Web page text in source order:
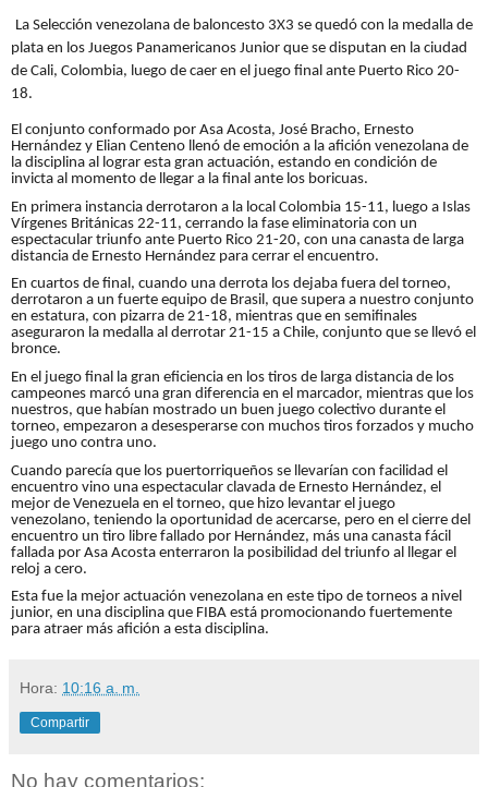
La Selección venezolana de baloncesto 3X3 se quedó con la medalla de
plata en los Juegos Panamericanos Junior que se disputan en la ciudad
de Cali, Colombia, luego de caer en el juego final ante Puerto Rico 20-
18.
El conjunto conformado por Asa Acosta, José Bracho, Ernesto
Hernández y Elian Centeno llenó de emoción a la afición venezolana de
la disciplina al lograr esta gran actuación, estando en condición de
invicta al momento de llegar a la final ante los boricuas.
En primera instancia derrotaron a la local Colombia 15-11, luego a Islas
Vírgenes Británicas 22-11, cerrando la fase eliminatoria con un
espectacular triunfo ante Puerto Rico 21-20, con una canasta de larga
distancia de Ernesto Hernández para cerrar el encuentro.
En cuartos de final, cuando una derrota los dejaba fuera del torneo,
derrotaron a un fuerte equipo de Brasil, que supera a nuestro conjunto
en estatura, con pizarra de 21-18, mientras que en semifinales
aseguraron la medalla al derrotar 21-15 a Chile, conjunto que se llevó el
bronce.
En el juego final la gran eficiencia en los tiros de larga distancia de los
campeones marcó una gran diferencia en el marcador, mientras que los
nuestros, que habían mostrado un buen juego colectivo durante el
torneo, empezaron a desesperarse con muchos tiros forzados y mucho
juego uno contra uno.
Cuando parecía que los puertorriqueños se llevarían con facilidad el
encuentro vino una espectacular clavada de Ernesto Hernández, el
mejor de Venezuela en el torneo, que hizo levantar el juego
venezolano, teniendo la oportunidad de acercarse, pero en el cierre del
encuentro un tiro libre fallado por Hernández, más una canasta fácil
fallada por Asa Acosta enterraron la posibilidad del triunfo al llegar el
reloj a cero.
Esta fue la mejor actuación venezolana en este tipo de torneos a nivel
junior, en una disciplina que FIBA está promocionando fuertemente
para atraer más afición a esta disciplina.
Hora: 10:16 a. m.
Compartir
No hay comentarios: